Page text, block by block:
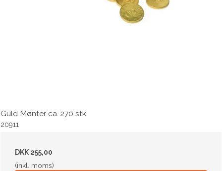
Guld Mønter ca. 270 stk.
20911
DKK 255,00
(inkl. moms)